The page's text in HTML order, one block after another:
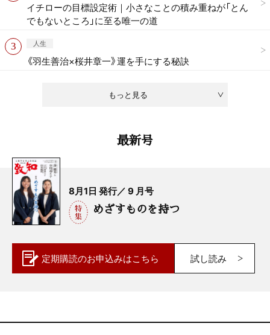
もっと見る
イチローの目標設定術｜小さなことの積み重ねが「とん
でもないところ」に至る唯一の道
人生
《羽生善治×桜井章一》運を手にする秘訣
最新号
8月1日 発行／ 9 月号
めざすものを持つ
定期購読のお申込みはこちら 試し読み